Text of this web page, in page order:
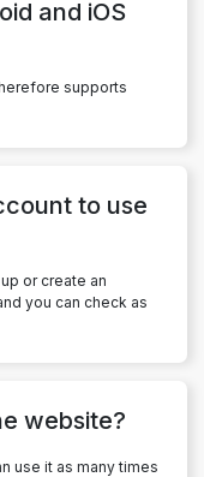
and iOS
supports
to use
or create an
you can check as
website?
use it as many times